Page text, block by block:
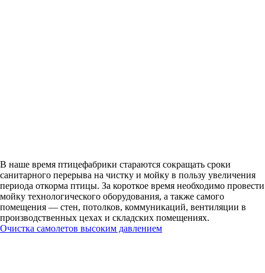
В наше время птицефабрики стараются сокращать сроки
санитарного перерыва на чистку и мойку в пользу увеличения
периода откорма птицы. За короткое время необходимо провести
мойку технологического оборудования, а также самого
помещения — стен, потолков, коммуникаций, вентиляции в
производственных цехах и складских помещениях.
Очистка самолетов высоким давлением